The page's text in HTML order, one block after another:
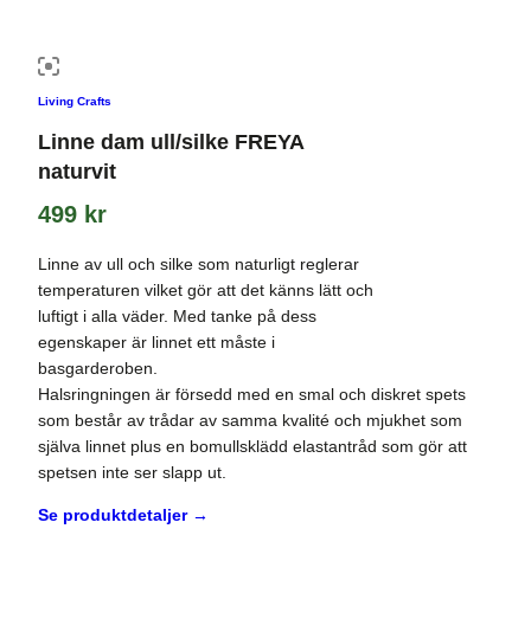
Living Crafts
Linne dam ull/silke FREYA
naturvit
499 kr
Linne av ull och silke som naturligt reglerar
temperaturen vilket gör att det känns lätt och
luftigt i alla väder. Med tanke på dess
egenskaper är linnet ett måste i
basgarderoben.
Halsringningen är försedd med en smal och diskret spets
som består av trådar av samma kvalité och mjukhet som
själva linnet plus en bomullsklädd elastantråd som gör att
spetsen inte ser slapp ut.
Se produktdetaljer →